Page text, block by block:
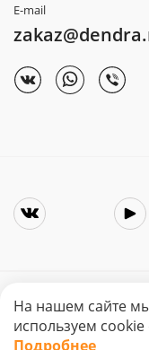
E-mail
Copyright © 2025.
Не является
На нашем сайте
используем
Подробнее